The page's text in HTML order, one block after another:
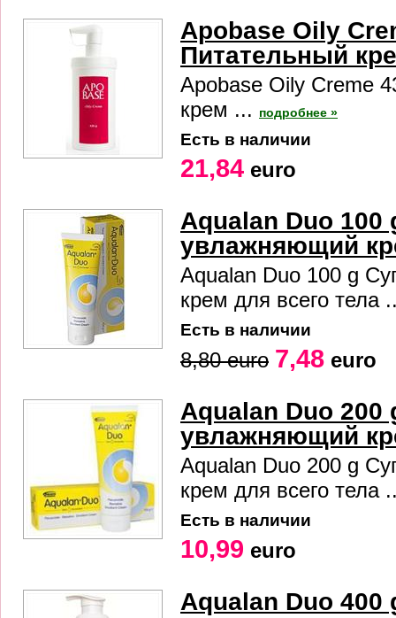
Apobase Oily
Питательный
Apobase Oily Creme
крем ...
подробнее »
Есть в наличии
21,84 euro
Aqualan Duo 100
увлажняющий
Aqualan Duo 100 g
крем для всего тела
Есть в наличии
8,80 euro 7,48 euro
Aqualan Duo 200
увлажняющий
Aqualan Duo 200 g
крем для всего тела
Есть в наличии
10,99 euro
Aqualan Duo 400